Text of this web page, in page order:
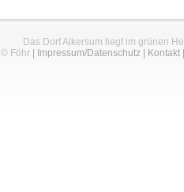
Das Dorf Alkersum liegt im grünen
© Föhr| Impressum/Datenschutz| Kontakt